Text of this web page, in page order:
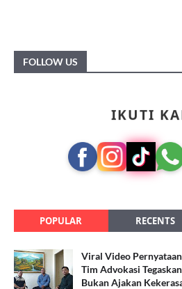
FOLLOW US
IKUTI
POPULAR RECENTS
Viral Video
Tim Advokasi
Bukan Ajakan